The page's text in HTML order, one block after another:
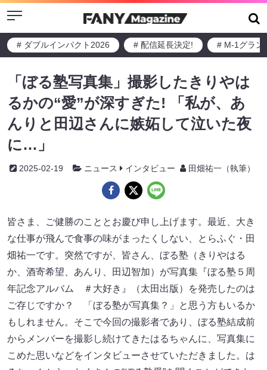
Menu
# ダブルインパクト2026 # 配信延長決定! # M-1グラン
「ぼる塾写真集」撮影したきりやは
るかの“愛”が深すぎた! 「私が、あ
んりと田辺さんに嫉妬して泣いた夜
に…」
2025-02-19 ニュース インタビュー 田畑祐一（執筆）
皆さま、ご健勝のこととお慶び申し上げます。最近、大き
な仕事が飛んで食事の味がまったくしない、とらふぐ・田
畑祐一です。突然ですが、皆さん、ぼる塾（きりやはる
か、酒寄希望、あんり、田辺智加）が写真集『ぼる塾５周
年記念アルバム ＃大好き』（太田出版）を発売したのは
ご存じですか？ 「ぼる塾が写真集？」と思う方もいるか
もしれません。そこで今回の撮影者であり、ぼる塾結成前
からメンバーを撮影し続けてきたはるちゃんに、写真集に
こめた思いなどをインタビューさせていただきました。は